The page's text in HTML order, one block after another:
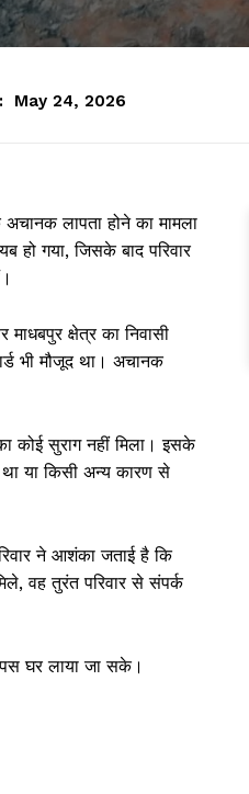
May 24, 2026
लापता होने का मामला
हो गया, जिसके बाद परिवार
क्षेत्र का निवासी
भी मौजूद था। अचानक
कोई सुराग नहीं मिला। इसके
या किसी अन्य कारण से
ने आशंका जताई है कि
वह तुरंत परिवार से संपर्क
घर लाया जा सके।